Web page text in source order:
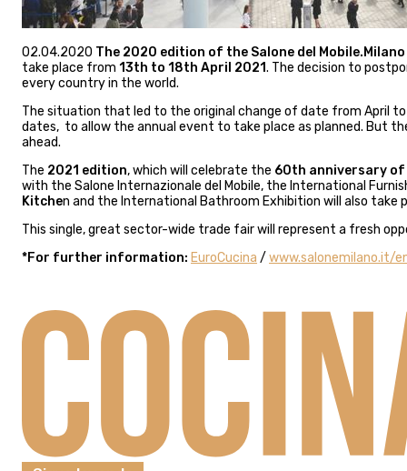
02.04.2020 The 2020 edition of the Salone del
take place from 13th to 18th April 2021. The decision to
every country in the world.
The situation that led to the original change of date from April
dates, to allow the annual event to take place as planned. But
ahead.
The 2021 edition, which will celebrate the 60th anniversary of
with the Salone Internazionale del Mobile, the International
Kitchen and the International Bathroom Exhibition will also take
This single, great sector-wide trade fair will represent a fresh
*For further information: EuroCucina / www.salonemilano.it/